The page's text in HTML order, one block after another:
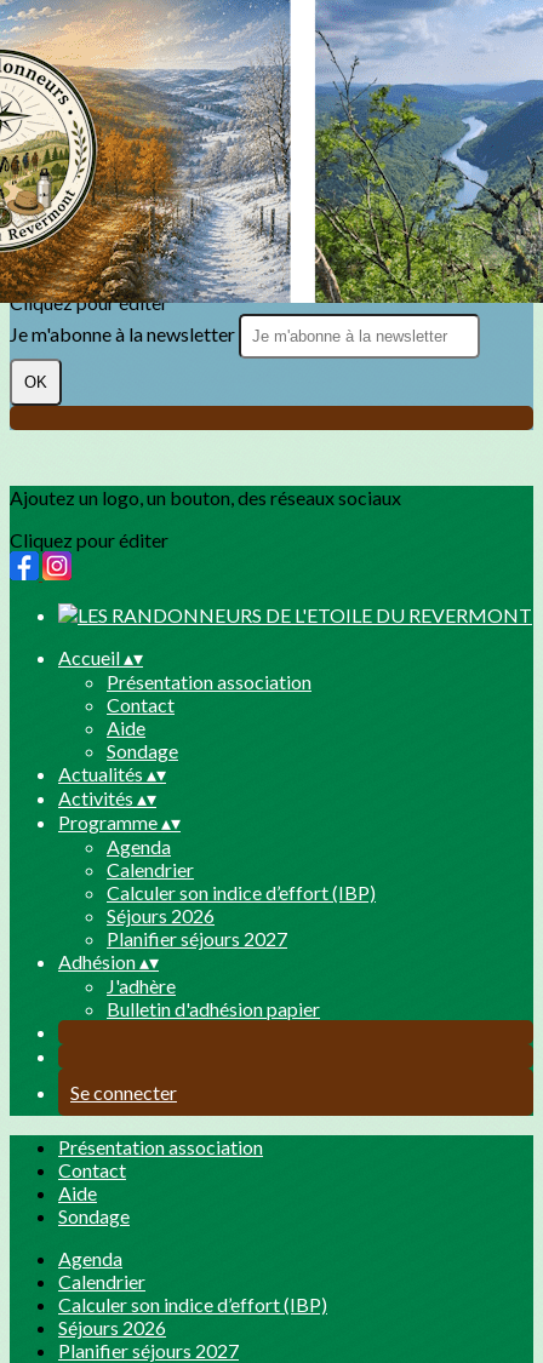
Exporter les lignes sélectionnées
Exporter toutes les colonnes
Exporter uniquement les colonnes affichées
Menu
?>
Images de la page d'accueil
Cliquez pour éditer
Texte, bouton et/ou inscription à la newsletter
Cliquez pour éditer
Je m'abonne à la newsletter
OK
Ajoutez un logo, un bouton, des réseaux sociaux
Cliquez pour éditer
Accueil▴▾
Présentation association
Contact
Aide
Sondage
Actualités ▴▾
Activités ▴▾
Programme▴▾
Agenda
Calendrier
Calculer son indice d’effort (IBP)
Séjours 2026
Planifier séjours 2027
Adhésion▴▾
J'adhère
Bulletin d'adhésion papier
Se connecter
Présentation association
Contact
Aide
Sondage
Agenda
Calendrier
Calculer son indice d’effort (IBP)
Séjours 2026
Planifier séjours 2027